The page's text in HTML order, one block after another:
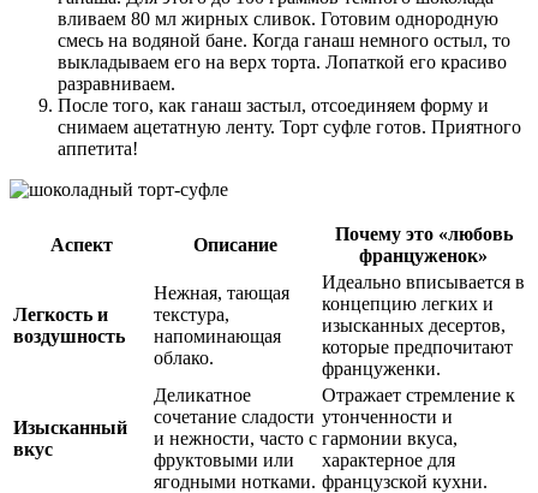
вливаем 80 мл жирных сливок. Готовим однородную
смесь на водяной бане. Когда ганаш немного остыл, то
выкладываем его на верх торта. Лопаткой его красиво
разравниваем.
После того, как ганаш застыл, отсоединяем форму и
снимаем ацетатную ленту. Торт суфле готов. Приятного
аппетита!
Аспект Описание
Почему это «любовь
француженок»
Легкость и
воздушность
Нежная, тающая
текстура,
напоминающая
облако.
Идеально вписывается в
концепцию легких и
изысканных десертов,
которые предпочитают
француженки.
Изысканный
вкус
Деликатное
сочетание сладости
и нежности, часто с
фруктовыми или
ягодными нотками.
Отражает стремление к
утонченности и
гармонии вкуса,
характерное для
французской кухни.